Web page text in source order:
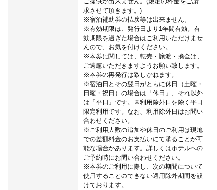
求させて頂きます。)
※宿泊補助券の払戻等は出来ません。
※有効期限は、発行日より1年間有効。有
効期限を過ぎた場合はご利用いただけませ
んので、お気を付けください。
※本券に関しては、転売・譲渡・換金は、
ご遠慮いただきますようお願い致します。
※本券の再発行は致しかねます。
※宿泊日とその翌日がともに休日（土曜・
日曜・祝日）の場合は「休日」、それ以外
は「平日」です。※利用除外日を除く平日
限定利用です。なお、利用除外日はお問い
合わせください。
※ご利用人数の追加や休日のご利用は現地
での差額料金のお支払いにて承ることが可
能な場合があります。詳しくはホテルへの
ご予約時にお問い合わせください。
※本券のご利用に際し、次の期間について
使用することのできない適用除外期間を設
けております。